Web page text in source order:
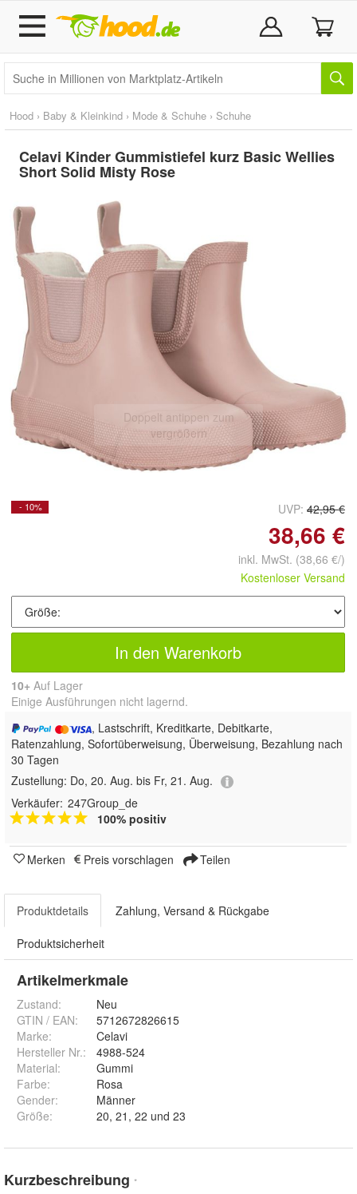
Hood › Baby & Kleinkind › Mode & Schuhe › Schuhe
Celavi Kinder Gummistiefel kurz Basic Wellies
Short Solid Misty Rose
Doppelt antippen zum
vergrößern
- 10% UVP: 42,95 €
38,66 €
inkl. MwSt. (38,66 €/)
Kostenloser Versand
In den Warenkorb
10+ Auf Lager
Einige Ausführungen nicht lagernd.
, Lastschrift, Kreditkarte, Debitkarte,
Ratenzahlung, Sofortüberweisung, Überweisung, Bezahlung nach
30 Tagen
Zustellung: Do, 20. Aug. bis Fr, 21. Aug.
Verkäufer: 247Group_de
100% positiv
Merken Preis vorschlagen Teilen
Produktdetails Zahlung, Versand & Rückgabe
Produktsicherheit
Artikelmerkmale
Zustand:
Neu
GTIN / EAN:
5712672826615
Marke:
Celavi
Hersteller Nr.:
4988-524
Material:
Gummi
Farbe:
Rosa
Gender:
Männer
Größe: 20, 21, 22 und 23
Kurzbeschreibung *